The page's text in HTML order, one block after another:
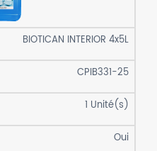
BIOTICAN INTERIOR 4x5L
CPIB331-25
1 Unité(s)
Oui